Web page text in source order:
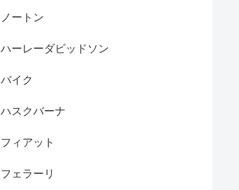
ノートン
ハーレーダビッドソン
バイク
ハスクバーナ
フィアット
フェラーリ